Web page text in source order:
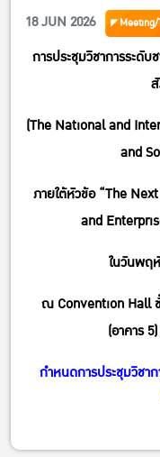
Conference on
ภายใต้หัวข้อ “The Next
and Enterprises
18 JUN 2026
การประชุมวิชาการระดั
(The National and
and
ภายใต้หัวข้อ “The
and
ในวันพฤ
ณ Convention Hall
(อาคาร
กำหนดการประชุมวิชา